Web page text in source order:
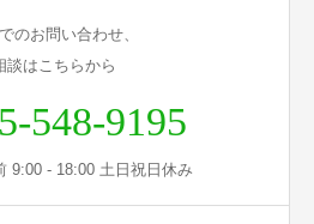
のお問い合わせ、
談はこちらから
548-9195
9:00 - 18:00 土日祝日休み